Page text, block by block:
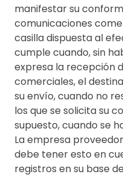
manifestar su
comunicaciones
casilla dispuesta al
cumple cuando, sin
expresa la recepción
comerciales, el
su envío, cuando no
los que se solicita su
supuesto, cuando se
La empresa
debe tener esto en
registros en su base